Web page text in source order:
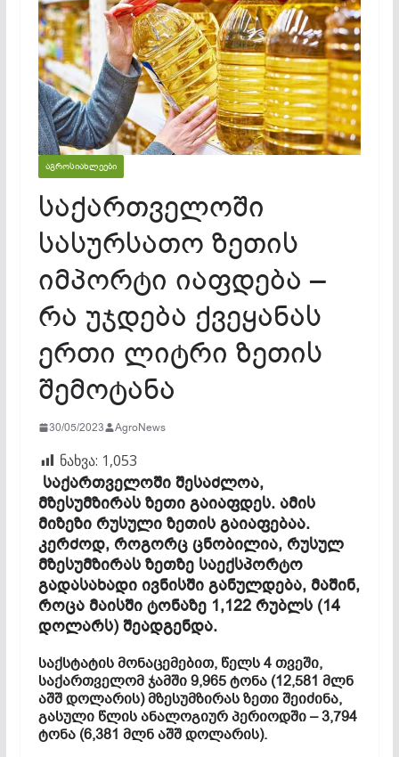
ᲐᲒᲠᲝᲡᲘᲐᲮᲚᲔᲔᲑᲘ
საქართველოში
სასურსათო ზეთის
იმპორტი იაფდება –
რა უჯდება ქვეყანას
ერთი ლიტრი ზეთის
შემოტანა
30/05/2023 AgroNews
ნახვა: 1,053
საქართველოში შესაძლოა,
მზესუმზირას ზეთი გაიაფდეს. ამის
მიზეზი რუსული ზეთის გაიაფებაა.
კერძოდ, როგორც ცნობილია, რუსულ
მზესუმზირას ზეთზე საექსპორტო
გადასახადი ივნისში განულდება, მაშინ,
როცა მაისში ტონაზე 1,122 რუბლს (14
დოლარს) შეადგენდა.
საქსტატის მონაცემებით, წელს 4 თვეში,
საქართველომ ჯამში 9,965 ტონა (12,581 მლნ
აშშ დოლარის) მზესუმზირას ზეთი შეიძინა,
გასული წლის ანალოგიურ პერიოდში – 3,794
ტონა (6,381 მლნ აშშ დოლარის).